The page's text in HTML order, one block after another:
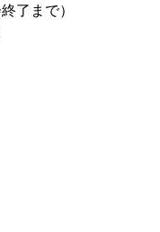
了まで）